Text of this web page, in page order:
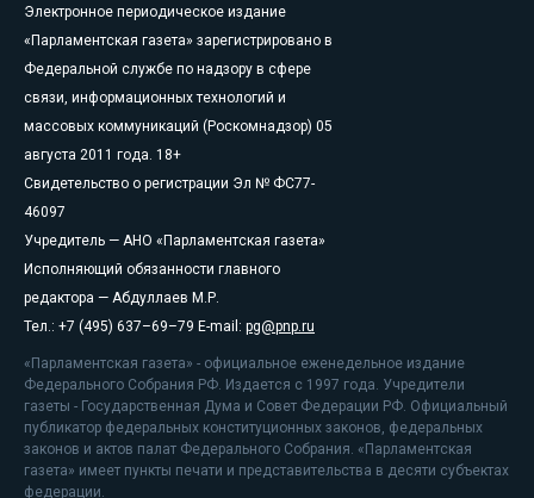
Электронное периодическое издание
«Парламентская газета» зарегистрировано в
Федеральной службе по надзору в сфере
связи, информационных технологий и
массовых коммуникаций (Роскомнадзор) 05
августа 2011 года. 18+
Свидетельство о регистрации Эл № ФС77-
46097
Учредитель — АНО «Парламентская газета»
Исполняющий обязанности главного
редактора — Абдуллаев М.Р.
Тел.: +7 (495) 637–69–79 E-mail: pg@pnp.ru
«Парламентская газета» - официальное еженедельное издание
Федерального Собрания РФ. Издается с 1997 года. Учредители
газеты - Государственная Дума и Совет Федерации РФ. Официальный
публикатор федеральных конституционных законов, федеральных
законов и актов палат Федерального Собрания. «Парламентская
газета» имеет пункты печати и представительства в десяти субъектах
федерации.